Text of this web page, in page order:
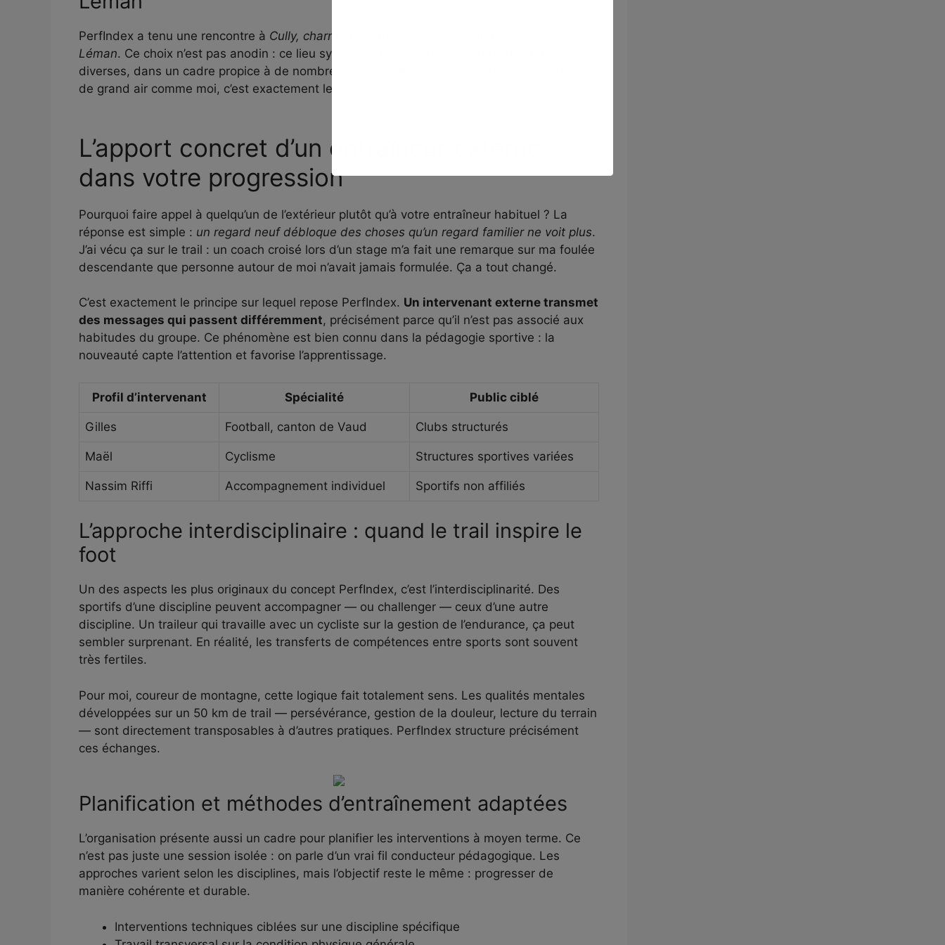
PerfIndex a tenu une rencontre à Cully, charmant village viticole situé au bord du lac
Léman. Ce choix n’est pas anodin : ce lieu symbolise le croisement de régions et de nations
diverses, dans un cadre propice à de nombreuses disciplines sportives. Pour un amateur
de grand air comme moi, c’est exactement le genre d’endroit qui donne envie de bouger !
L’apport concret d’un entraîneur externe
dans votre progression
Pourquoi faire appel à quelqu’un de l’extérieur plutôt qu’à votre entraîneur habituel ? La
réponse est simple : un regard neuf débloque des choses qu’un regard familier ne voit plus.
J’ai vécu ça sur le trail : un coach croisé lors d’un stage m’a fait une remarque sur ma foulée
descendante que personne autour de moi n’avait jamais formulée. Ça a tout changé.
C’est exactement le principe sur lequel repose PerfIndex. Un intervenant externe transmet
des messages qui passent différemment, précisément parce qu’il n’est pas associé aux
habitudes du groupe. Ce phénomène est bien connu dans la pédagogie sportive : la
nouveauté capte l’attention et favorise l’apprentissage.
Profil d’intervenant Spécialité Public ciblé
Gilles Football, canton de Vaud Clubs structurés
Maël Cyclisme Structures sportives variées
Nassim Riffi Accompagnement individuel Sportifs non affiliés
L’approche interdisciplinaire : quand le trail inspire le
foot
Un des aspects les plus originaux du concept PerfIndex, c’est l’interdisciplinarité. Des
sportifs d’une discipline peuvent accompagner — ou challenger — ceux d’une autre
discipline. Un traileur qui travaille avec un cycliste sur la gestion de l’endurance, ça peut
sembler surprenant. En réalité, les transferts de compétences entre sports sont souvent
très fertiles.
Pour moi, coureur de montagne, cette logique fait totalement sens. Les qualités mentales
développées sur un 50 km de trail — persévérance, gestion de la douleur, lecture du terrain
— sont directement transposables à d’autres pratiques. PerfIndex structure précisément
ces échanges.
Planification et méthodes d’entraînement adaptées
L’organisation présente aussi un cadre pour planifier les interventions à moyen terme. Ce
n’est pas juste une session isolée : on parle d’un vrai fil conducteur pédagogique. Les
approches varient selon les disciplines, mais l’objectif reste le même : progresser de
manière cohérente et durable.
Interventions techniques ciblées sur une discipline spécifique